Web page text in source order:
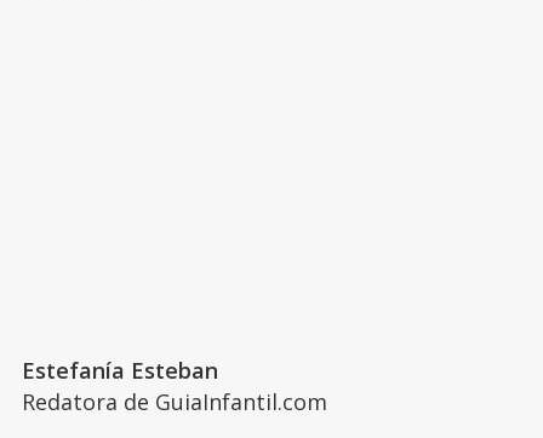
Estefanía Esteban
Redatora de GuiaInfantil.com